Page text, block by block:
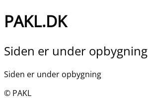
PAKL.DK
Siden er under opbygning
Siden er under opbygning
© PAKL